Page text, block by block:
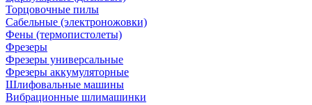
Торцовочные пилы
Сабельные (электроножовки)
Фены (термопистолеты)
Фрезеры
Фрезеры универсальные
Фрезеры аккумуляторные
Шлифовальные машины
Вибрационные шлимашинки